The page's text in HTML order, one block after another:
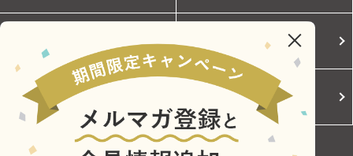
Cookieポリシー ご利用規約
お問い合わせ